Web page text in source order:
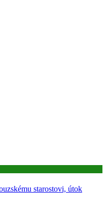
starostovi, útok